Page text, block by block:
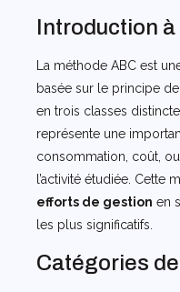
Introduction
La méthode ABC est
basée sur le principe
en trois classes
représente une
consommation, coût,
l’activité étudiée. Cette
efforts de gestion en
les plus significatifs.
Catégories